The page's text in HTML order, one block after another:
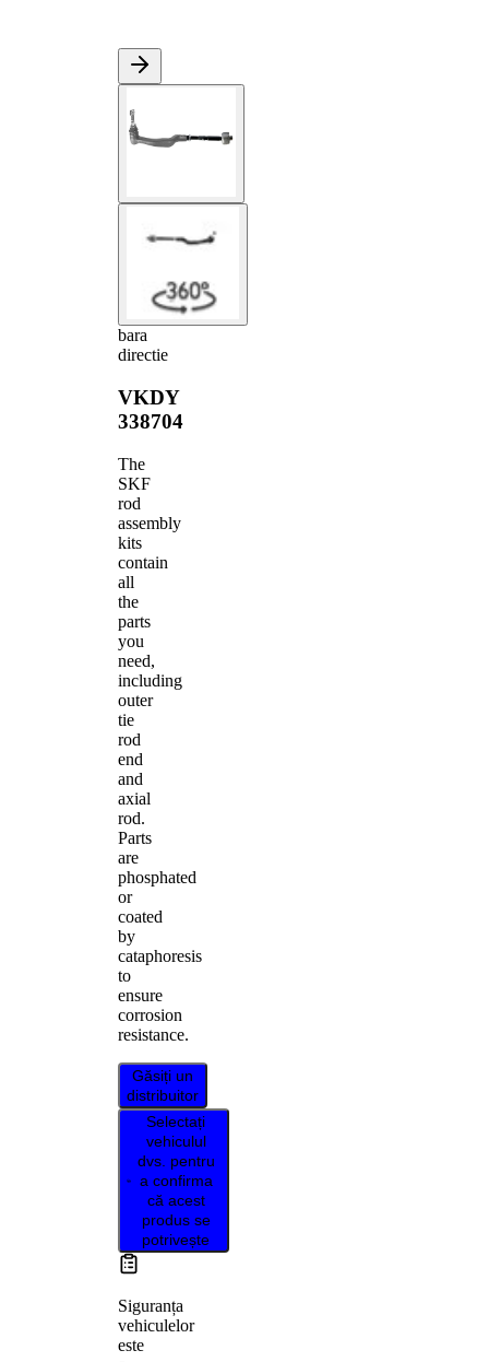
bara
directie
VKDY
338704
The
SKF
rod
assembly
kits
contain
all
the
parts
you
need,
including
outer
tie
rod
end
and
axial
rod.
Parts
are
phosphated
or
coated
by
cataphoresis
to
ensure
corrosion
resistance.
Găsiți un
distribuitor
Selectați
vehiculul
dvs. pentru
a confirma
că acest
produs se
potrivește
Siguranța
vehiculelor
este